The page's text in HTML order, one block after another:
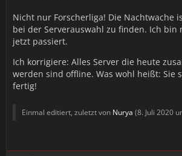
Nicht nur Forscherliga! Die Nachtwache
bei der Serverauswahl zu finden. Ich bin
jetzt passiert.
Ich korrigiere: Alles Server die heute
werden sind offline. Was wohl heißt: Sie
fertig!
Einmal editiert, zuletzt von Nurya (8. Juli 2020